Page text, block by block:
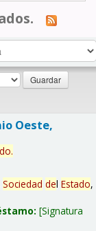
Oeste,
.
Sociedad del Estado,
Signatura